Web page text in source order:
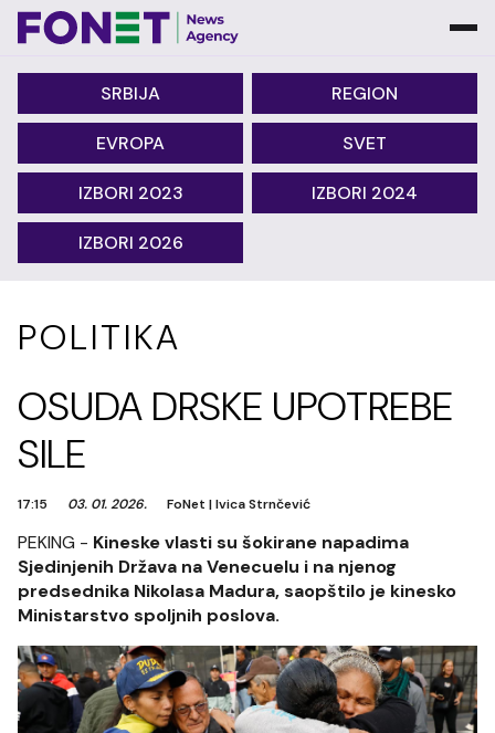
SRBIJA REGION
EVROPA SVET
IZBORI 2023 IZBORI 2024
IZBORI 2026
POLITIKA
OSUDA DRSKE UPOTREBE
SILE
17:15 03. 01. 2026. FoNet |Ivica Strnčević
PEKING - Kineske vlasti su šokirane napadima
Sjedinjenih Država na Venecuelu i na njenog
predsednika Nikolasa Madura, saopštilo je kinesko
Ministarstvo spoljnih poslova.